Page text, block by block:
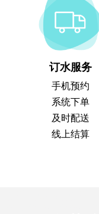
订水服务
手机预约
系统下单
及时配送
线上结算